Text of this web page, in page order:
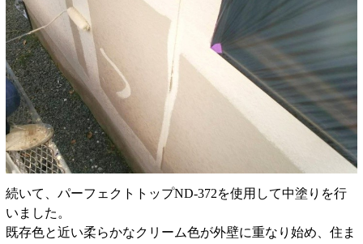
続いて、パーフェクトトップND-372を使用して中塗りを行
いました。
既存色と近い柔らかなクリーム色が外壁に重なり始め、住ま